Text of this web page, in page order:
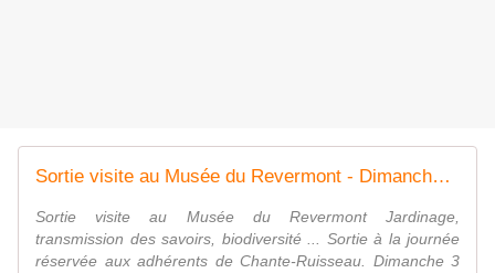
Sortie visite au Musée du Revermont - Dimanche 3 Juin 2018 - Le blog de chante-ruisseau
Sortie visite au Musée du Revermont Jardinage,
transmission des savoirs, biodiversité ... Sortie à la journée
réservée aux adhérents de Chante-Ruisseau. Dimanche 3